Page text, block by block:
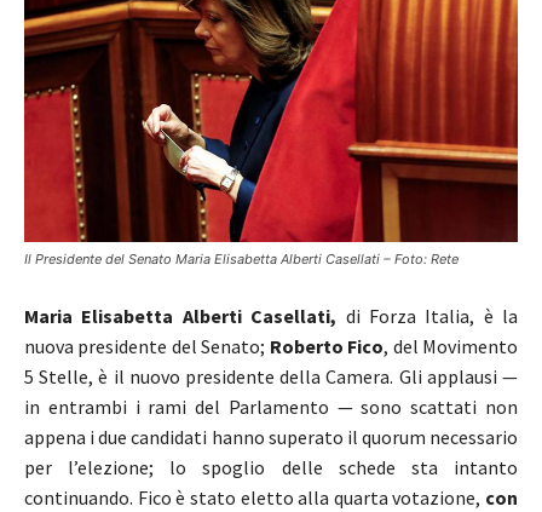
Il Presidente del Senato Maria Elisabetta Alberti Casellati – Foto: Rete
Maria Elisabetta Alberti Casellati, di Forza Italia, è la
nuova presidente del Senato; Roberto Fico, del Movimento
5 Stelle, è il nuovo presidente della Camera. Gli applausi —
in entrambi i rami del Parlamento — sono scattati non
appena i due candidati hanno superato il quorum necessario
per l’elezione; lo spoglio delle schede sta intanto
continuando. Fico è stato eletto alla quarta votazione, con